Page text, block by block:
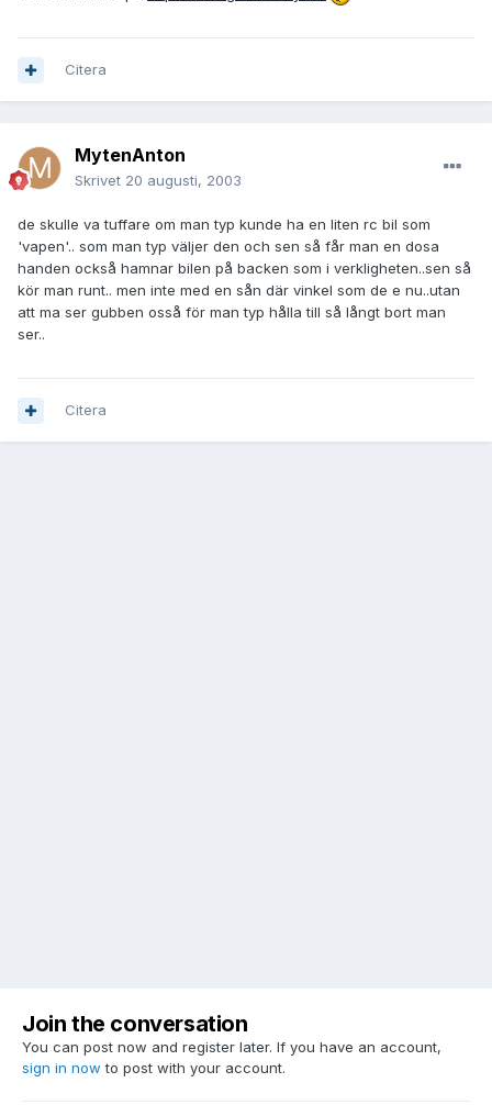
Citera
MytenAnton
Skrivet 20 augusti, 2003
de skulle va tuffare om man typ kunde ha en liten rc bil som
'vapen'.. som man typ väljer den och sen så får man en dosa
handen också hamnar bilen på backen som i verkligheten..sen så
kör man runt.. men inte med en sån där vinkel som de e nu..utan
att ma ser gubben osså för man typ hålla till så långt bort man
ser..
Citera
Join the conversation
You can post now and register later. If you have an account,
sign in now to post with your account.